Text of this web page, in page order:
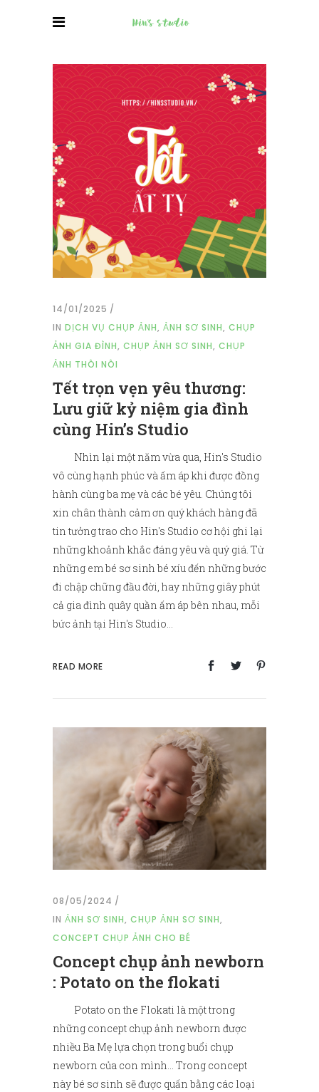
14/01/2025
IN DỊCH VỤ CHỤP ẢNH, ẢNH SƠ SINH, CHỤP
ẢNH GIA ĐÌNH, CHỤP ẢNH SƠ SINH, CHỤP
ẢNH THÔI NÔI
Tết trọn vẹn yêu thương:
Lưu giữ kỷ niệm gia đình
cùng Hin’s Studio
Nhìn lại một năm vừa qua, Hin's Studio
vô cùng hạnh phúc và ấm áp khi được đồng
hành cùng ba mẹ và các bé yêu. Chúng tôi
xin chân thành cảm ơn quý khách hàng đã
tin tưởng trao cho Hin's Studio cơ hội ghi lại
những khoảnh khắc đáng yêu và quý giá. Từ
những em bé sơ sinh bé xíu đến những bước
đi chập chững đầu đời, hay những giây phút
cả gia đình quây quần ấm áp bên nhau, mỗi
bức ảnh tại Hin's Studio...
READ MORE
08/05/2024
IN ẢNH SƠ SINH, CHỤP ẢNH SƠ SINH,
CONCEPT CHỤP ẢNH CHO BÉ
Concept chụp ảnh newborn
: Potato on the flokati
Potato on the Flokati là một trong
những concept chụp ảnh newborn được
nhiều Ba Mẹ lựa chọn trong buổi chụp
newborn của con mình… Trong concept
này bé sơ sinh sẽ được quấn bằng các loại